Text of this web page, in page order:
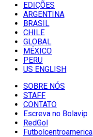
EDIÇÕES
ARGENTINA
BRASIL
CHILE
GLOBAL
MÉXICO
PERU
US ENGLISH
SOBRE NÓS
STAFF
CONTATO
Escreva no Bolavip
RedGol
Futbolcentroamerica